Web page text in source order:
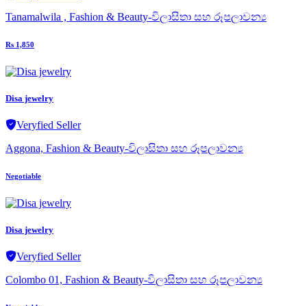
Tanamalwila , Fashion & Beauty-විලාසිතා සහ රූපලාවන්‍ය
Rs 1,850
Disa jewelry
Veryfied Seller
Aggona, Fashion & Beauty-විලාසිතා සහ රූපලාවන්‍ය
Negotiable
Disa jewelry
Veryfied Seller
Colombo 01, Fashion & Beauty-විලාසිතා සහ රූපලාවන්‍ය